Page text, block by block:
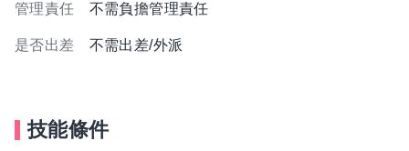
管理責任 不需負擔管理責任
是否出差 不需出差/外派
技能條件